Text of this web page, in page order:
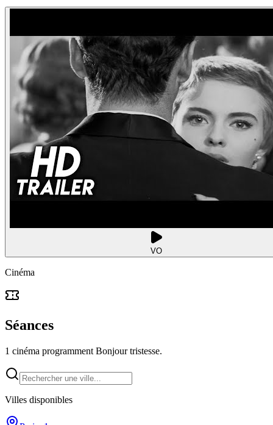
VO
Cinéma
Séances
1 cinéma programment Bonjour tristesse.
Villes disponibles